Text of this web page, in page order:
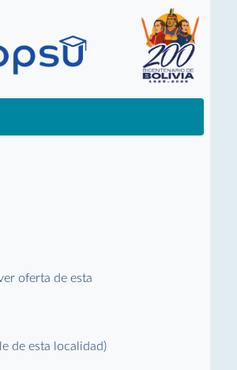
oferta de esta
de esta localidad)